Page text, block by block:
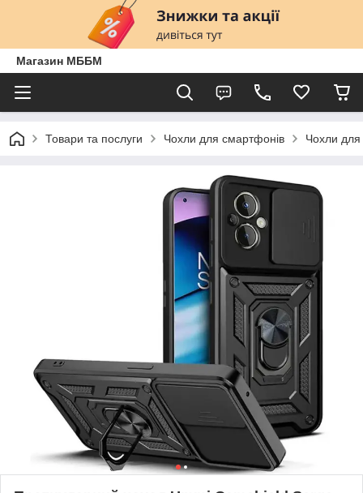
Магазин МББМ
Товари та послуги Чохли для смартфонів Чохли